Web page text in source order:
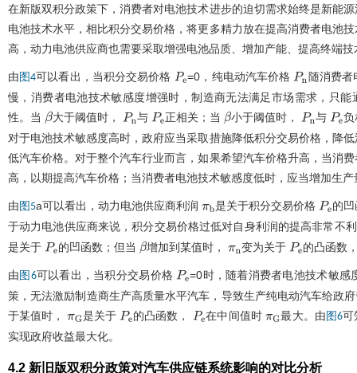
在新版双积分政策下，消费者对电池技术进步的迫切需求始终是新能
电池技术水平，相比积分交易价格，将更多精力放在提高消费者电池
高，动力电池供应商也需要采取增强电池品质、增加产能、提高终端
由 图4可以看出，当积分交易价格 Pe=0，纯电动汽车价格 Pn随消费者
慢，消费者电池技术敏感度增强时，制造商无法满足市场需求，只
性。当 β大于阈值时， Pn与 Pe正相关；当 β小于阈值时， Pn与 Pe负
对于电池技术敏感度高时，政府应当采取措施降低积分交易价格，降
低汽车价格。对于整个汽车行业而言，如果希望汽车价格升高，当消
高，以期提高汽车价格；当消费者电池技术敏感度低时，应当增加生
由 图5a可以看出，动力电池供应商利润 πb是关于积分交易价格 Pe的
于动力电池供应商来说，积分交易价格过低对自身利润的提高非常不
是关于 Pe的凹函数；但当 β增加到某值时， πn变为关于 Pe的凸函数
由 图6可以看出，当积分交易价格 Pe=0时，随着消费者电池技术敏感
策，无法激励制造商生产高质量水平汽车，导致生产纯电动汽车给政
于某值时，
πG是关于 Pe的凸函数， Pe在中间值时 πG最大。由 图6可
实现政府收益最大化。
4.2 新旧版双积分政策对汽车供应链系统影响的对比分析